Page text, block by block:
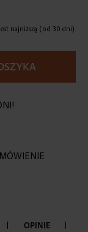
najniższą (od 30 dni).
OPINIE